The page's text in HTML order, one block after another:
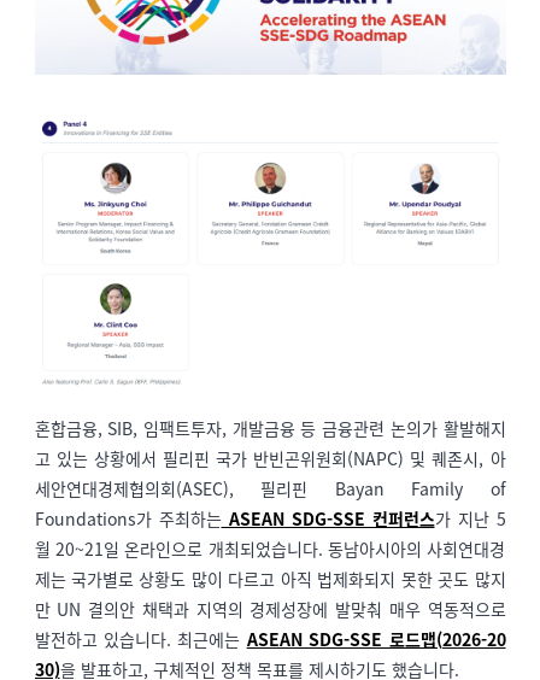
혼합금융, SIB, 임팩트투자, 개발금융 등 금융관련 논의가 활발해지
고 있는 상황에서 필리핀 국가 반빈곤위원회(NAPC) 및 퀘존시, 아
세안연대경제협의회(ASEC), 필리핀 Bayan Family of
Foundations가 주최하는ASEAN SDG-SSE 컨퍼런스가 지난 5
월 20~21일 온라인으로 개최되었습니다. 동남아시아의 사회연대경
제는 국가별로 상황도 많이 다르고 아직 법제화되지 못한 곳도 많지
만 UN 결의안 채택과 지역의 경제성장에 발맞춰 매우 역동적으로
발전하고 있습니다. 최근에는 ASEAN SDG-SSE 로드맵(2026-20
30)을 발표하고, 구체적인 정책 목표를 제시하기도 했습니다.